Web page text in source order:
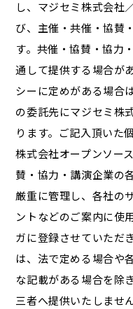
し、マジセミ株式会社
び、主催・共催・協賛
す。共催・協賛・協力
通して提供する場合が
シーに定めがある場合
の委託先にマジセミ株
ります。ご記入頂いた
株式会社オープンソー
賛・協力・講演企業の
厳重に管理し、各社の
ントなどのご案内に使
ガに登録させていただ
は、法で定める場合や
な記載がある場合を除
三者へ提供いたしませ